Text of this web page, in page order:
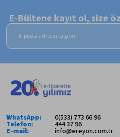
E-Bültene kayıt ol, size
WhatsApp: 0(533) 773 66 96
Telefon: 444 37 96
E-mail: info@ereyon.com.tr